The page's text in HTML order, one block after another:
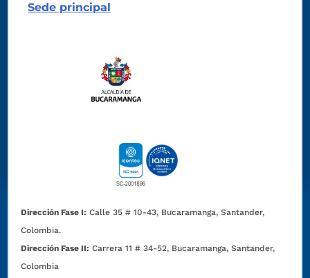
Sede principal
Dirección Fase I: Calle 35 # 10-43, Bucaramanga, Santander,
Colombia.
Dirección Fase II: Carrera 11 # 34-52, Bucaramanga, Santander,
Colombia